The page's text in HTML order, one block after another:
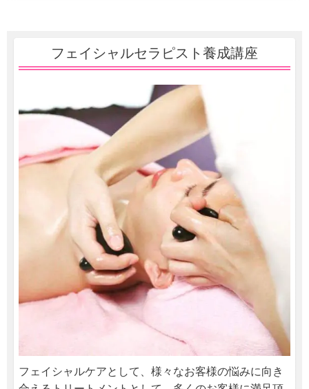
フェイシャルセラピスト養成講座
フェイシャルケアとして、様々なお客様の悩みに向き